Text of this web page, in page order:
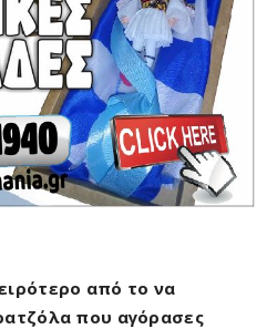
από το να
που αγόρασες